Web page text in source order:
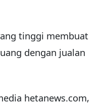
tinggi membuat
dengan jualan
hetanews.com,